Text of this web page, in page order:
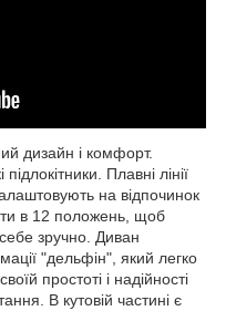
дизайн і комфорт.
Плавні лінії
на відпочинок
в 12 положень, щоб
зручно. Диван
"дельфін", який легко
простоті і надійності
В кутовій частині є